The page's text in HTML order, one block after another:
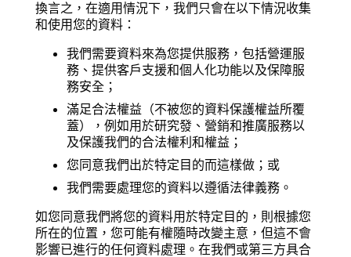
換言之，在適用情況下，我們只會在以下情況收集
和使用您的資料：
我們需要資料來為您提供服務，包括營運服
務、提供客戶支援和個人化功能以及保障服
務安全；
滿足合法權益（不被您的資料保護權益所覆
蓋），例如用於研究發、營銷和推廣服務以
及保護我們的合法權利和權益；
您同意我們出於特定目的而這樣做；或
我們需要處理您的資料以遵循法律義務。
如您同意我們將您的資料用於特定目的，則根據您
所在的位置，您可能有權隨時改變主意，但這不會
影響已進行的任何資料處理。在我們或第三方具合